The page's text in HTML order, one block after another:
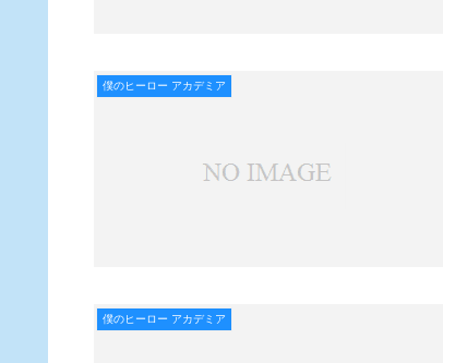
僕のヒーロー アカデミア
僕のヒーロー アカデミア